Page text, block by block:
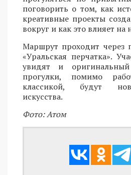
поговорить о том, как
креативные проекты
вокруг и как это влияет на
Маршрут проходит через
«Уральская перчатка».
увидят и
прогулки, помимо
классикой, будут
искусства.
Фото: Атом